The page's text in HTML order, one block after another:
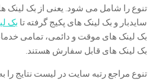
تنوع را شامل می شود. یعنی از بک لینک
سایدبار و بک لینک های پکیج گرفته تا بک
بک لینک های موقت و دائمی، تمامی
بک لینک های قابل سفارش هستند.
تنوع مراجع رتبه سایت در لیست نتایج را